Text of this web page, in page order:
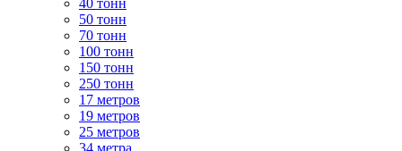
40 тонн
50 тонн
70 тонн
100 тонн
150 тонн
250 тонн
17 метров
19 метров
25 метров
34 метра